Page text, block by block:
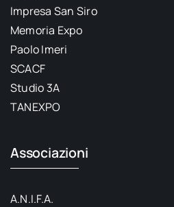
Impresa San Siro
Memoria Expo
Paolo Imeri
SCACF
Studio 3A
TANEXPO
Associazioni
A.N.I.F.A.